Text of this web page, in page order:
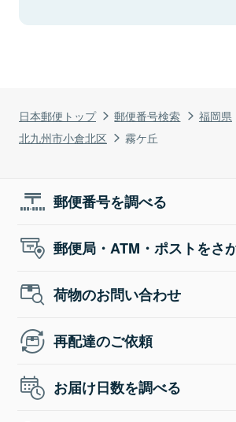
日本郵便トップ 郵便番号検索
福岡県
北九州市小倉北区
霧ケ丘
郵便番号を調べる
郵便局・ATM・ポストをさ
荷物のお問い合わせ
再配達のご依頼
お届け日数を調べる